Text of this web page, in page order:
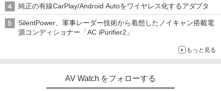
純正の有線CarPlay/Android Autoをワイヤレス化するアダプタ
SilentPower、軍事レーダー技術から着想したノイキャン搭載電
源コンディショナー「AC iPurifier2」
もっと見る
AV Watch をフォローする